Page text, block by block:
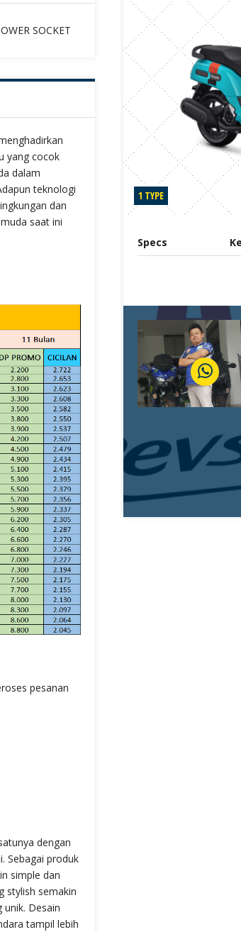
SOCKET
yang cocok
dalam
teknologi
dan
saat ini
pesanan
dengan
Sebagai produk
simple dan
stylish semakin
Desain
tampil lebih
1 TYPE
Specs